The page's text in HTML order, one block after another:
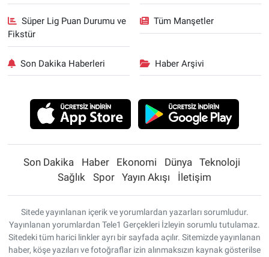
Süper Lig Puan Durumu ve
Fikstür
Tüm Manşetler
Son Dakika Haberleri Haber Arşivi
Son Dakika Haber Ekonomi Dünya
Teknoloji
Sağlık
Spor Yayın Akışı İletişim
Sitede yayınlanan içerik ve yorumlardan yazarları sorumludur.
Yayınlanan yorumlardan Tele1 Gerçekleri İzleyin sorumlu tutulamaz.
Sitedeki tüm harici linkler ayrı bir sayfada açılır. Sitemizde yayınlanan
haber, köşe yazıları ve fotoğraflar izin alınmaksızın kaynak gösterilse